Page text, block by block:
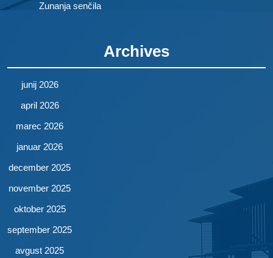
Zunanja senčila
Archives
junij 2026
april 2026
marec 2026
januar 2026
december 2025
november 2025
oktober 2025
september 2025
avgust 2025